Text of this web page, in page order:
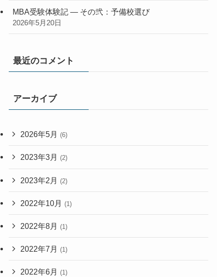
MBA受験体験記 — その弐：予備校選び
2026年5月20日
最近のコメント
アーカイブ
2026年5月 (6)
2023年3月 (2)
2023年2月 (2)
2022年10月 (1)
2022年8月 (1)
2022年7月 (1)
2022年6月 (1)